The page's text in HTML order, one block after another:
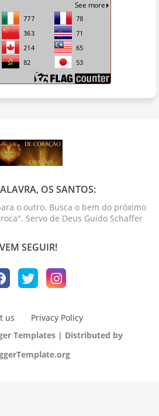
OS SANTOS:
o outro. Busca o bem do próximo
Servo de Deus Guido Schaffer
VEM SEGUIR!
us
Privacy Policy
Templates | Distributed by